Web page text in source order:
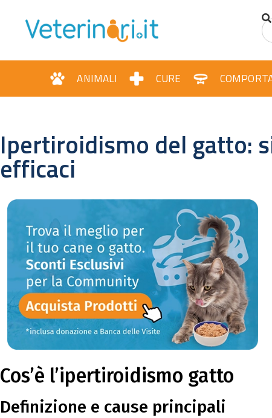
ANIMALI CURE
Ipertiroidismo del gatto:
efficaci
Cos’è l’ipertiroidismo gatto
Definizione e cause principali